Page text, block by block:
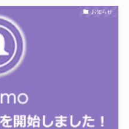
お知らせ